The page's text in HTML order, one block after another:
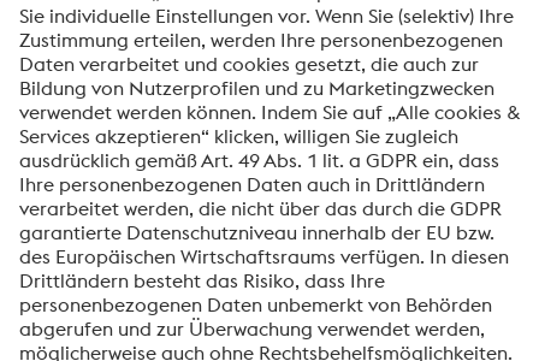
Anti-Roboter-Verifizierung
Hier klicken
FriendlyCaptcha ⇗
Mit dem Absenden dieses Formulars werden Ihre
personenbezogenen Daten zum Zweck der Bearbeitung
Ihrer Anfrage verarbeitet. Weitere Informationen zur
Verarbeitung Ihrer personenbezogenen Daten sowie zu
Ihren Rechten finden Sie in unserer
Datenschutzmitteilung.